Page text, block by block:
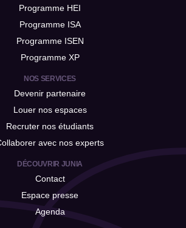
Programme HEI
Programme ISA
Programme ISEN
Programme XP
NOS SERVICES
Devenir partenaire
Louer nos espaces
Recruter nos étudiants
avec nos experts
DÉCOUVRIR JUNIA
Contact
Espace presse
Agenda